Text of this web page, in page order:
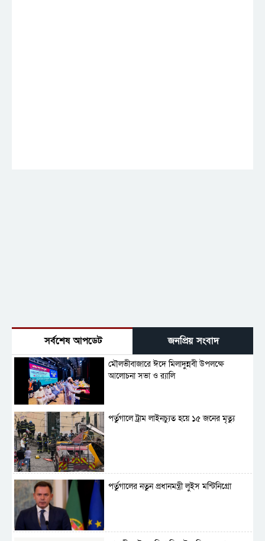
সর্বশেষ আপডেট জনপ্রিয় সংবাদ
মৌলভীবাজারে ঈদে মিলাদুন্নবী উপলক্ষে
আলোচনা সভা ও র‍্যালি
পর্তুগালে ট্রাম লাইনচ্যুত হয়ে ১৫ জনের মৃত্যু
পর্তুগালের নতুন প্রধানমন্ত্রী লুইস মন্টিনিগ্রো